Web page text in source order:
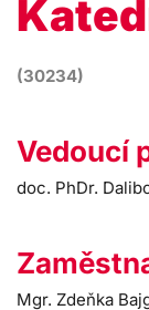
(30234)
Vedoucí
doc. PhDr.
Mgr. Zdeňka